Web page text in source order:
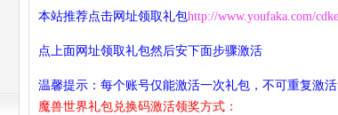
本站推荐点击网址领取礼包http://www.youfaka.com/
点上面网址领取礼包然后安下面步骤激活
温馨提示：每个账号仅能激活一次礼包，不可重复激活
魔兽世界礼包兑换码激活领奖方式：